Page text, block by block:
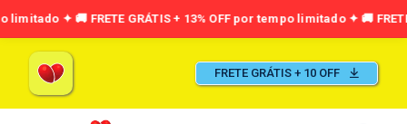
FRETE GRÁTIS + 10 OFF